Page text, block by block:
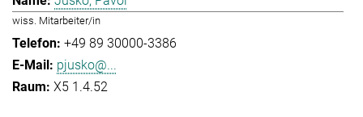
wiss. Mitarbeiter/in
+49 89 30000-3386
pjusko@...
X5 1.4.52